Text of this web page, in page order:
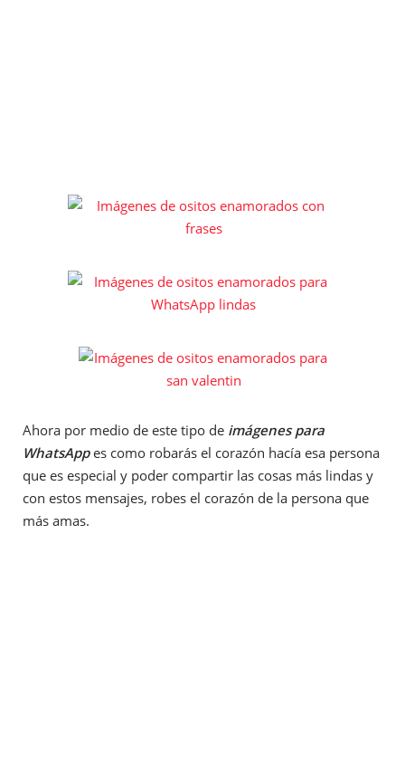
Ahora por medio de este tipo de imágenes para
WhatsAppes como robarás el corazón hacía esa persona
que es especial y poder compartir las cosas más lindas y
con estos mensajes, robes el corazón de la persona que
más amas.